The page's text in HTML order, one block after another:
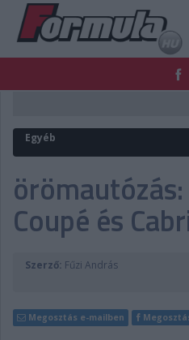
FORMULA
PODCAST
LIVE
DIGITÁLIS MAGAZIN
Egyéb
Coupé és
Szerző: Fűzi András
Megosztás e-mailben